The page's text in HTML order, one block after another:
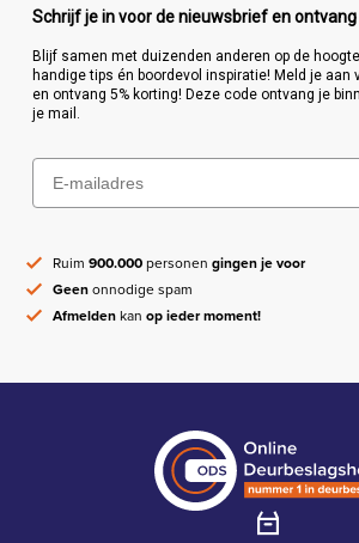
Schrijf je in voor de nieuwsbrief en ontvang
Blijf samen met duizenden anderen op de
handige tips én boordevol inspiratie! Meld je aan
en ontvang 5% korting! Deze code ontvang je
je mail.
Ruim900.000personengingen je voor
Geenonnodige spam
Afmeldenkanop ieder moment!